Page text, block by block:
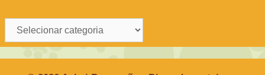
Promoções
por